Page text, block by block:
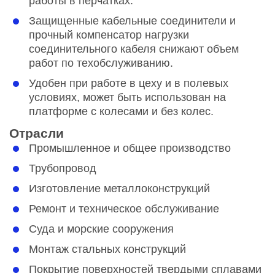
Защищенные кабельные соединители и
прочный компенсатор нагрузки
соединительного кабеля снижают объем
работ по техобслуживанию.
Удобен при работе в цеху и в полевых
условиях, может быть использован на
платформе с колесами и без колес.
Отрасли
Промышленное и общее производство
Трубопровод
Изготовление металлоконструкций
Ремонт и техническое обслуживание
Суда и морские сооружения
Монтаж стальных конструкций
Покрытие поверхностей твердыми сплавами